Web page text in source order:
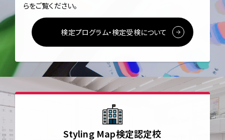
らをご覧ください。
検定プログラム・検定受検について
Styling Map検定認定校